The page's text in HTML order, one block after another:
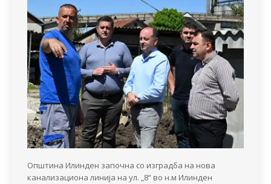
Општина Илинден започна со изградба на нова
канализациона линија на ул. „8“ во н.м Илинден